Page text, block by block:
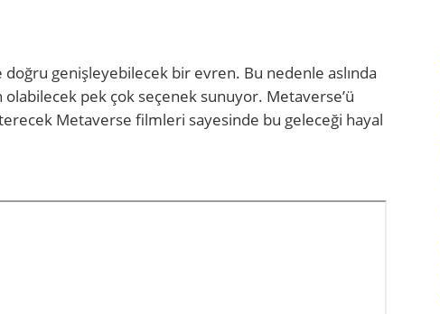
genişleyebilecek bir evren. Bu nedenle aslında
pek çok seçenek sunuyor. Metaverse’ü
Metaverse filmleri sayesinde bu geleceği hayal